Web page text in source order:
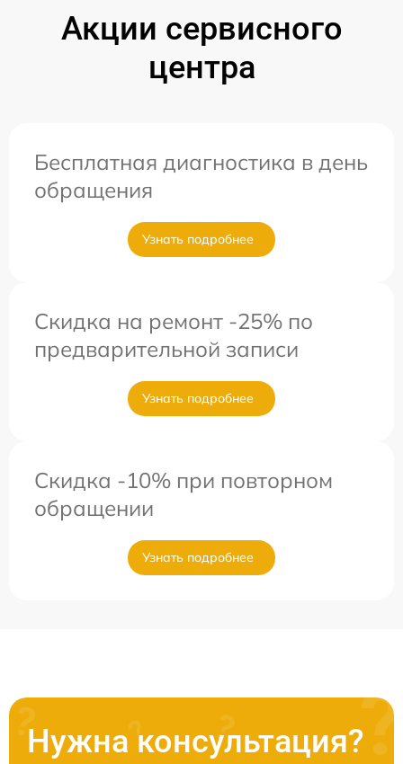
Акции сервисного
центра
Бесплатная диагностика в день
обращения
Узнать подробнее
Скидка на ремонт -25% по
предварительной записи
Узнать подробнее
Скидка -10% при повторном
обращении
Узнать подробнее
Нужна консультация?